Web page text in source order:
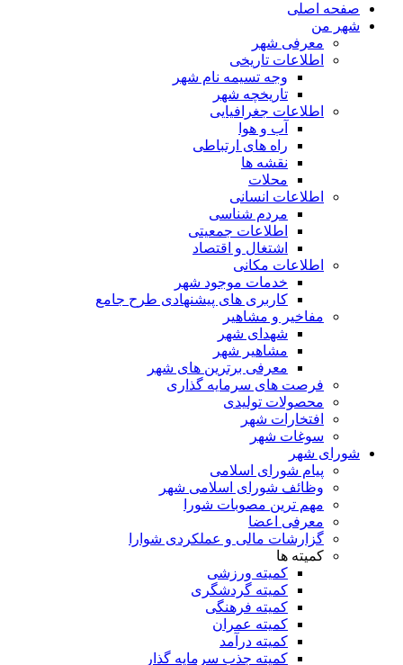
صفحه اصلی
شهر من
معرفی شهر
اطلاعات تاریخی
وجه تسیمه نام شهر
تاریخچه شهر
اطلاعات جغرافیایی
آب و هوا
راه های ارتباطی
نقشه ها
محلات
اطلاعات انسانی
مردم شناسی
اطلاعات جمعیتی
اشتغال و اقتصاد
اطلاعات مکانی
خدمات موجود شهر
کاربری های پیشنهادی طرح جامع
مفاخیر و مشاهیر
شهدای شهر
مشاهیر شهر
معرفی برترین های شهر
فرصت های سرمایه گذاری
محصولات تولیدی
افتخارات شهر
سوغات شهر
شورای شهر
پیام شورای اسلامی
وظائف شورای اسلامی شهر
مهم ترین مصوبات شورا
معرفی اعضا
گزارشات مالی و عملکردی شوارا
کمیته ها
کمیته ورزشی
کمیته گردشگری
کمیته فرهنگی
کمیته عمران
کمیته درآمد
کمیته جذب سرمایه گذار